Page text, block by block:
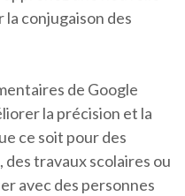
conjugaison des
de Google
la précision et la
ce soit pour des
travaux scolaires ou
avec des personnes